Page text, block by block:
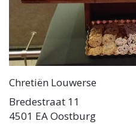
Chretiën Louwerse
Bredestraat 11
4501 EA Oostburg